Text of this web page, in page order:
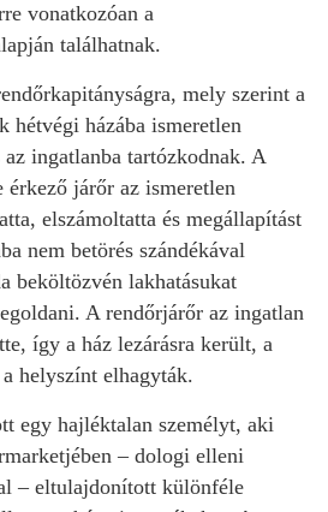
vonatkozóan a
találhatnak.
mely szerint a
hétvégi házába ismeretlen
ingatlanba tartózkodnak. A
érkező járőr az ismeretlen
elszámoltatta és megállapítást
nem betörés szándékával
beköltözvén lakhatásukat
A rendőrjárőr az ingatlan
így a ház lezárásra került, a
helyszínt elhagyták.
egy hajléktalan személyt, aki
– dologi elleni
– eltulajdonított különféle